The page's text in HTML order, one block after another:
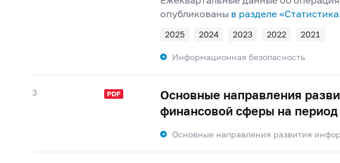
опубликованы в разделе
2025 2024 2023 2022 2021
Информационная безопасность
3
Основные направления
финансовой сферы на период
Основные направления развития